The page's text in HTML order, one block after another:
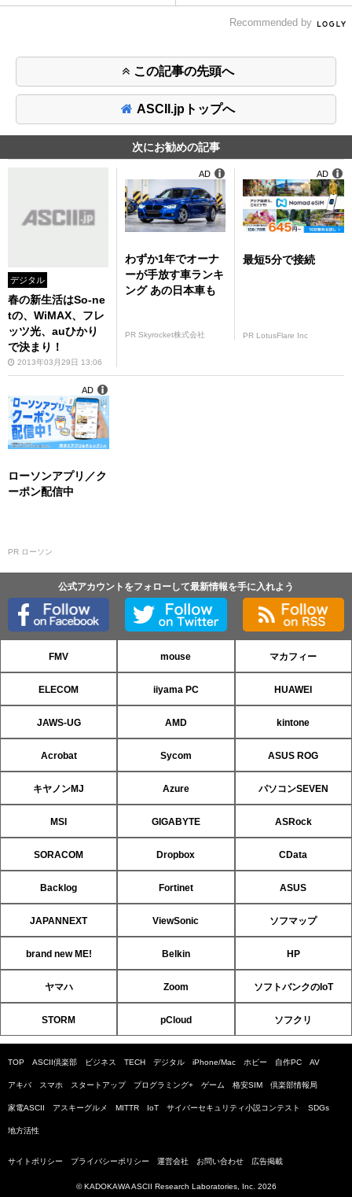
Recommended by
この記事の先頭へ
ASCII.jpトップへ
次にお勧めの記事
デジタル
春の新生活はSo-ne
tの、WiMAX、フレ
ッツ光、auひかり
で決まり！
2013年03月29日 13:06
わずか1年でオーナ
ーが手放す車ランキ
ング あの日本車も
PR Skyrocket株式会社
AD
最短5分で接続
PR LotusFlare Inc
AD
ローソンアプリ／ク
ーポン配信中
PR ローソン
AD
公式アカウントをフォローして最新情報を手に入れよう
FMV mouse マカフィー
ELECOM iiyama PC HUAWEI
JAWS-UG AMD kintone
Acrobat Sycom ASUS ROG
キヤノンMJ Azure パソコンSEVEN
MSI GIGABYTE ASRock
SORACOM Dropbox CData
Backlog Fortinet ASUS
JAPANNEXT ViewSonic ソフマップ
brand new ME! Belkin HP
ヤマハ Zoom ソフトバンクのIoT
STORM pCloud ソフクリ
TOP ASCII倶楽部 ビジネス TECH デジタル iPhone/Mac ホビー 自作PC AV
アキバ スマホ スタートアップ プログラミング+ ゲーム 格安SIM 倶楽部情報局
家電ASCII アスキーグルメ MITTR IoT サイバーセキュリティ小説コンテスト SDGs
地方活性
サイトポリシー プライバシーポリシー 運営会社 お問い合わせ 広告掲載
© KADOKAWA ASCII Research Laboratories, Inc. 2026